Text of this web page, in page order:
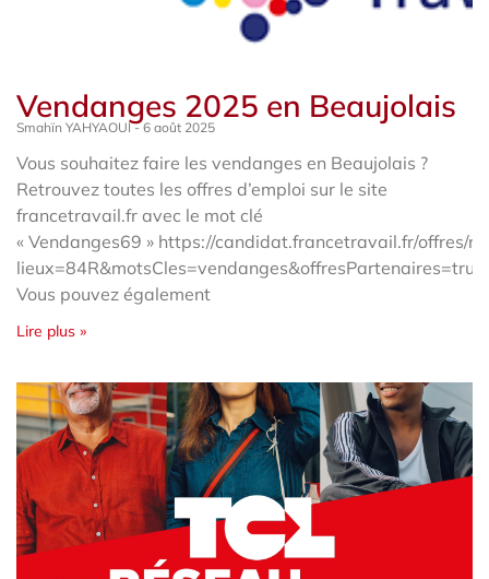
Vendanges 2025 en Beaujolais
Smahïn YAHYAOUI 6 août 2025
Vous souhaitez faire les vendanges en Beaujolais ?
Retrouvez toutes les offres d’emploi sur le site
francetravail.fr avec le mot clé
« Vendanges69 » https://candidat.francetravail.fr/offres/
Vous pouvez également
Lire plus »